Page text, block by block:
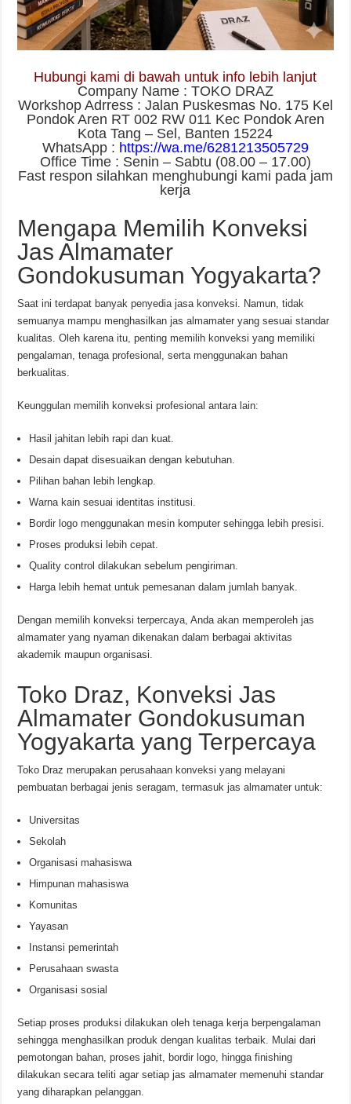
Hubungi kami di bawah untuk info lebih lanjut
Company Name : TOKO DRAZ
Workshop Adrress : Jalan Puskesmas No. 175 Kel
Pondok Aren RT 002 RW 011 Kec Pondok Aren
Kota Tang – Sel, Banten 15224
WhatsApp : https://wa.me/6281213505729
Office Time : Senin – Sabtu (08.00 – 17.00)
Fast respon silahkan menghubungi kami pada jam
kerja
Mengapa Memilih Konveksi
Jas Almamater
Gondokusuman Yogyakarta?
Saat ini terdapat banyak penyedia jasa konveksi. Namun, tidak
semuanya mampu menghasilkan jas almamater yang sesuai standar
kualitas. Oleh karena itu, penting memilih konveksi yang memiliki
pengalaman, tenaga profesional, serta menggunakan bahan
berkualitas.
Keunggulan memilih konveksi profesional antara lain:
Hasil jahitan lebih rapi dan kuat.
Desain dapat disesuaikan dengan kebutuhan.
Pilihan bahan lebih lengkap.
Warna kain sesuai identitas institusi.
Bordir logo menggunakan mesin komputer sehingga lebih presisi.
Proses produksi lebih cepat.
Quality control dilakukan sebelum pengiriman.
Harga lebih hemat untuk pemesanan dalam jumlah banyak.
Dengan memilih konveksi terpercaya, Anda akan memperoleh jas
almamater yang nyaman dikenakan dalam berbagai aktivitas
akademik maupun organisasi.
Toko Draz, Konveksi Jas
Almamater Gondokusuman
Yogyakarta yang Terpercaya
Toko Draz merupakan perusahaan konveksi yang melayani
pembuatan berbagai jenis seragam, termasuk jas almamater untuk:
Universitas
Sekolah
Organisasi mahasiswa
Himpunan mahasiswa
Komunitas
Yayasan
Instansi pemerintah
Perusahaan swasta
Organisasi sosial
Setiap proses produksi dilakukan oleh tenaga kerja berpengalaman
sehingga menghasilkan produk dengan kualitas terbaik. Mulai dari
pemotongan bahan, proses jahit, bordir logo, hingga finishing
dilakukan secara teliti agar setiap jas almamater memenuhi standar
yang diharapkan pelanggan.